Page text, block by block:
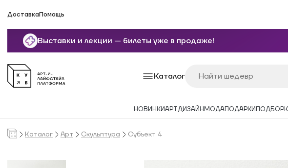
ДоставкаПомощь
Выставки и лекции — билеты уже в продаже!
Каталог
НОВИНКИАРТДИЗАЙН МОДАПОДАРКИ
Каталог Арт Скульптура Субъект 4